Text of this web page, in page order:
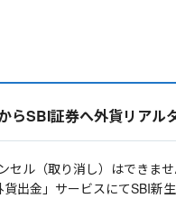
らSBI証券へ外貨リア
ル（取り消し）はできませ
出金」サービスにてSBI新